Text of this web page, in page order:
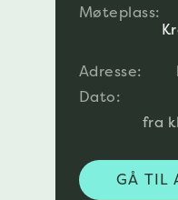
Møteplass:
Adresse:
Dato:
fra
GÅ TIL